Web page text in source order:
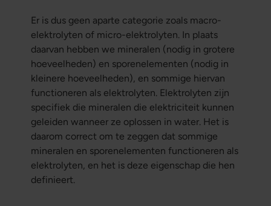
Er is dus geen aparte categorie zoals macro-
elektrolyten of micro-elektrolyten. In plaats
daarvan hebben we mineralen (nodig in grotere
hoeveelheden) en sporenelementen (nodig in
kleinere hoeveelheden), en sommige hiervan
functioneren als elektrolyten. Elektrolyten zijn
specifiek die mineralen die elektriciteit kunnen
geleiden wanneer ze oplossen in water. Het is
daarom correct om te zeggen dat sommige
mineralen en sporenelementen functioneren als
elektrolyten, en het is deze eigenschap die hen
definieert.